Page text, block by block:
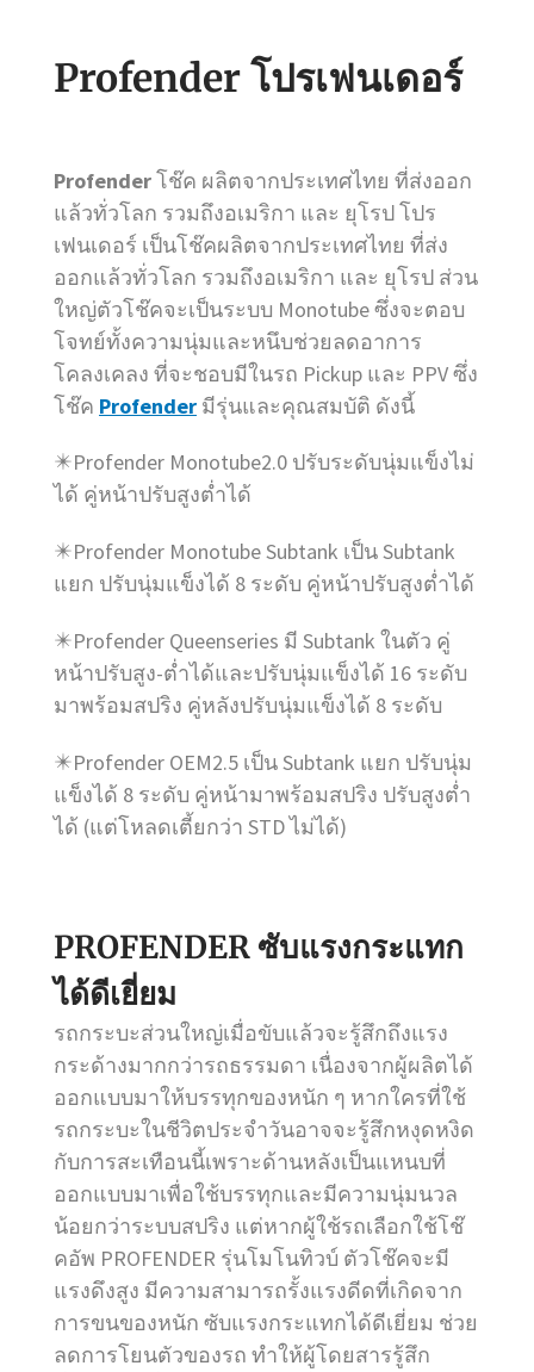
Profender โปรเฟนเดอร์
Profenderโช๊ค ผลิตจากประเทศไทย ที่ส่งออก
แล้วทั่วโลก รวมถึงอเมริกา และ ยุโรปโปร
เฟนเดอร์ เป็นโช๊คผลิตจากประเทศไทย ที่ส่ง
ออกแล้วทั่วโลก รวมถึงอเมริกา และ ยุโรป ส่วน
ใหญ่ตัวโช๊คจะเป็นระบบ Monotube ซึ่งจะตอบ
โจทย์ทั้งความนุ่มและหนึบช่วยลดอาการ
โคลงเคลง ที่จะชอบมีในรถ Pickup และ PPV ซึ่ง
โช๊ค Profender มีรุ่นและคุณสมบัติ ดังนี้
✴️Profender Monotube2.0 ปรับระดับนุ่มแข็งไม่
ได้ คู่หน้าปรับสูงต่ำได้
✴️Profender Monotube Subtank เป็น Subtank
แยก ปรับนุ่มแข็งได้ 8 ระดับ คู่หน้าปรับสูงต่ำได้
✴️Profender Queenseries มี Subtank ในตัว คู่
หน้าปรับสูง-ต่ำได้และปรับนุ่มแข็งได้ 16 ระดับ
มาพร้อมสปริง คู่หลังปรับนุ่มแข็งได้ 8 ระดับ
✴️Profender OEM2.5 เป็น Subtank แยก ปรับนุ่ม
แข็งได้ 8 ระดับ คู่หน้ามาพร้อมสปริง ปรับสูงต่ำ
ได้ (แต่โหลดเตี้ยกว่า STD ไม่ได้)
PROFENDER ซับแรงกระแทก
ได้ดีเยี่ยม
รถกระบะส่วนใหญ่เมื่อขับแล้วจะรู้สึกถึงแรง
กระด้างมากกว่ารถธรรมดา เนื่องจากผู้ผลิตได้
ออกแบบมาให้บรรทุกของหนัก ๆ หากใครที่ใช้
รถกระบะในชีวิตประจำวันอาจจะรู้สึกหงุดหงิด
กับการสะเทือนนี้เพราะด้านหลังเป็นแหนบที่
ออกแบบมาเพื่อใช้บรรทุกและมีความนุ่มนวล
น้อยกว่าระบบสปริง แต่หากผู้ใช้รถเลือกใช้โช๊
คอัพ PROFENDER รุ่นโมโนทิวบ์ ตัวโช๊คจะมี
แรงดึงสูง มีความสามารถรั้งแรงดีดที่เกิดจาก
การขนของหนัก ซับแรงกระแทกได้ดีเยี่ยม ช่วย
ลดการโยนตัวของรถ ทำให้ผู้โดยสารรู้สึก